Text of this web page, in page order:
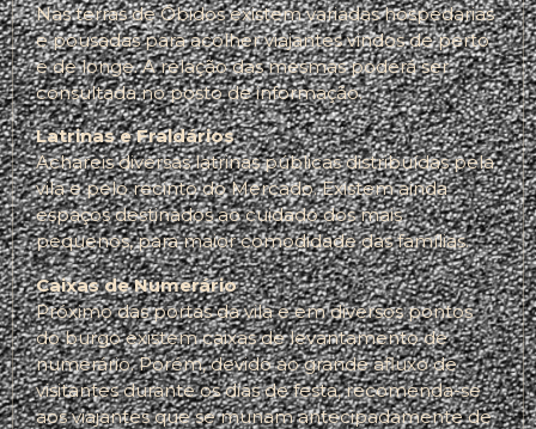
Nas terras de Óbidos existem variadas hospedarias
e pousadas para acolher viajantes vindos de perto
e de longe. A relação das mesmas poderá ser
consultada no posto de informação.
Latrinas e Fraldários
Achareis diversas latrinas públicas distribuídas pela
vila e pelo recinto do Mercado. Existem ainda
espaços destinados ao cuidado dos mais
pequenos, para maior comodidade das famílias.
Caixas de Numerário
Próximo das portas da vila e em diversos pontos
do burgo existem caixas de levantamento de
numerário. Porém, devido ao grande afluxo de
visitantes durante os dias de festa, recomenda-se
aos viajantes que se munam antecipadamente de